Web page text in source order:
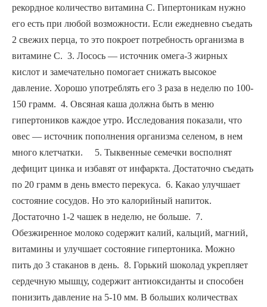
рекордное количество витамина С. Гипертоникам нужно
его есть при любой возможности. Если ежедневно съедать
2 свежих перца, то это покроет потребность организма в
витамине С.
  3. Лосось — источник омега-3 жирных
кислот и замечательно помогает снижать высокое
давление. Хорошо употреблять его 3 раза в неделю по 100-
150 грамм.  4. Овсяная каша должна быть в меню
гипертоников каждое утро. Исследования показали, что
овес — источник пополнения организма селеном, в нем
много клетчатки.     5. Тыквенные семечки восполнят
дефицит цинка и избавят от инфаркта. Достаточно съедать
по 20 грамм в день вместо перекуса.  6. Какао улучшает
состояние сосудов. Но это калорийный напиток.
Достаточно 1-2 чашек в неделю, не больше.  7.
Обезжиренное молоко содержит калий, кальций, магний,
витамины и улучшает состояние гипертоника. Можно
пить до 3 стаканов в день.  8. Горький шоколад укрепляет
сердечную мышцу, содержит антиоксиданты и способен
понизить давление на 5-10 мм. В больших количествах